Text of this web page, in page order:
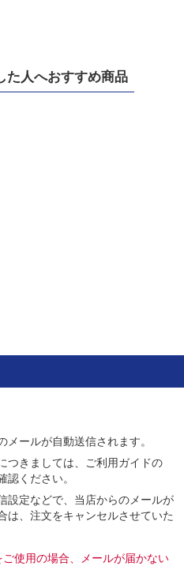
た人へおすすめ商品
ールが自動送信されます。
つきましては、ご利用ガイドの
認ください。
設定などで、当店からのメールが
は、注文をキャンセルさせていた
使用の場合、メールが届かない